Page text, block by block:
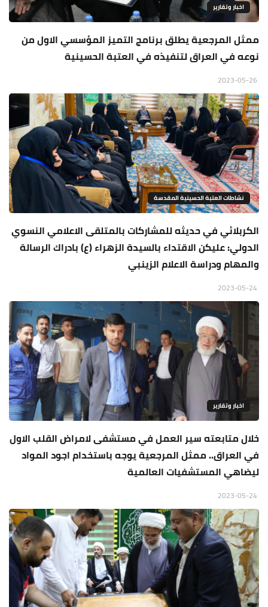
اخبار وتقارير
ممثل المرجعية يطلق برنامج التميز المؤسسي الاول من
نوعه في العراق لتنفيذه في العتبة الحسينية
نشاطات العتبة الحسينية المقدسة
الكربلائي في حديثه للمشاركات بالمتلقى الاعلامي النسوي
الدولي: عليكن الاقتداء بالسيدة الزهراء (ع) بادراك الرسالة
والمهام ودراسة الاعلام الزينبي
اخبار وتقارير
خلال متابعته سير العمل في مستشفى لامراض القلب الاول
في العراق.. ممثل المرجعية يوجه باستخدام اجود المواد
ليضاهي المستشفيات العالمية